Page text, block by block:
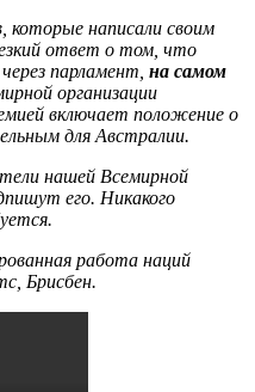
которые написали своим
ответ о том, что
парламент, на самом
организации
включает положение о
для Австралии.
нашей Всемирной
его. Никакого
работа наций
Брисбен.